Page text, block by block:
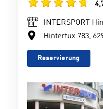
INTERSPORT
Hintertux 783,
Reservierung